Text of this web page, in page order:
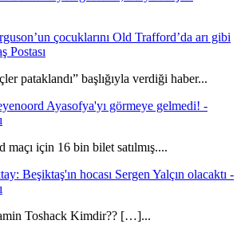
çocuklarını Old Trafford’da arı gibi
Postası
pataklandı” başlığıyla verdiği haber...
Ayasofya'yı görmeye gelmedi! -
için 16 bin bilet satılmış....
Beşiktaş'ın hocası Sergen Yalçın olacaktı -
Toshack Kimdir?? […]...